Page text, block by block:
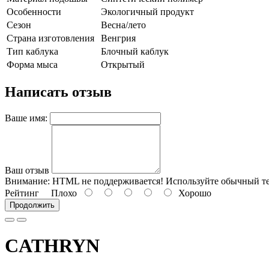
Особенности
Экологичный продукт
Сезон
Весна/лето
Страна изготовления
Венгрия
Тип каблука
Блочный каблук
Форма мыса
Открытый
Написать отзыв
Ваше имя:
Ваш отзыв
Внимание: HTML не поддерживается! Используйте обычный
Рейтинг Плохо Хорошо
Продолжить
CATHRYN